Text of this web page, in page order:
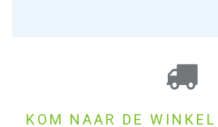
KOM NAAR DE